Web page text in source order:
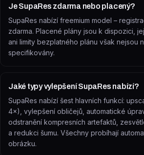
Je SupaRes zdarma nebo placený?
SupaRes nabízí freemium model –
zdarma. Placené plány jsou k dispozici,
ani limity bezplatného plánu však nejsou
specifikovány.
Jaké typy vylepšení SupaRes nabízí?
SupaRes nabízí šest hlavních funkcí:
4×), vylepšení obličejů, automatické
odstranění kompresních artefaktů,
a redukci šumu. Všechny probíhají
obrázku.